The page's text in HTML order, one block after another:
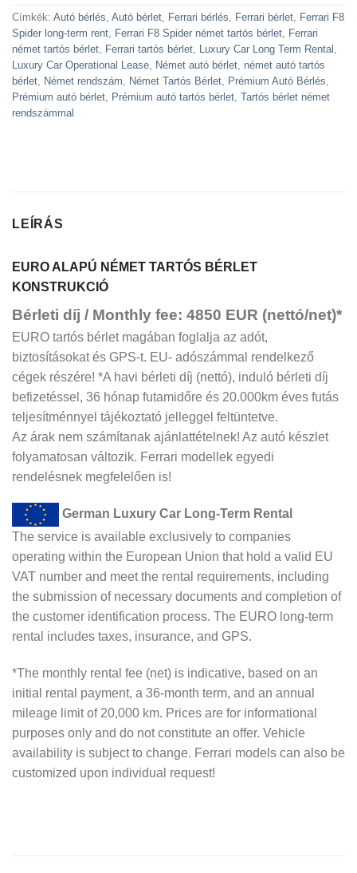
Címkék: Autó bérlés Autó bérlet Ferrari bérlés Ferrari bérlet
Ferrari F8
Spider long-term rent
Ferrari F8 Spider német tartós bérlet
Ferrari
német tartós bérlet
Ferrari tartós bérlet Luxury Car Long Term Rental
Luxury Car Operational Lease
Német autó bérlet német autó tartós
bérlet
Német rendszám Német Tartós Bérlet Prémium Autó Bérlés
Prémium autó bérlet
Prémium autó tartós bérlet Tartós bérlet német
rendszámmal
LEÍRÁS
EURO ALAPÚ NÉMET TARTÓS BÉRLET
KONSTRUKCIÓ
Bérleti díj / Monthly fee: 4850 EUR (nettó/net)*
EURO tartós bérlet magában foglalja az adót,
biztosításokat és GPS-t. EU- adószámmal rendelkező
cégek részére! *A havi bérleti díj (nettó), induló bérleti díj
befizetéssel, 36 hónap futamidőre és 20.000km éves futás
teljesítménnyel tájékoztató jelleggel feltüntetve.
Az árak nem számítanak ajánlattételnek! Az autó készlet
folyamatosan változik. Ferrari modellek egyedi
rendelésnek megfelelően is!
German Luxury Car Long-Term Rental
The service is available exclusively to companies
operating within the European Union that hold a valid EU
VAT number and meet the rental requirements, including
the submission of necessary documents and completion of
the customer identification process. The EURO long-term
rental includes taxes, insurance, and GPS.
*The monthly rental fee (net) is indicative, based on an
initial rental payment, a 36-month term, and an annual
mileage limit of 20,000 km. Prices are for informational
purposes only and do not constitute an offer. Vehicle
availability is subject to change. Ferrari models can also be
customized upon individual request!